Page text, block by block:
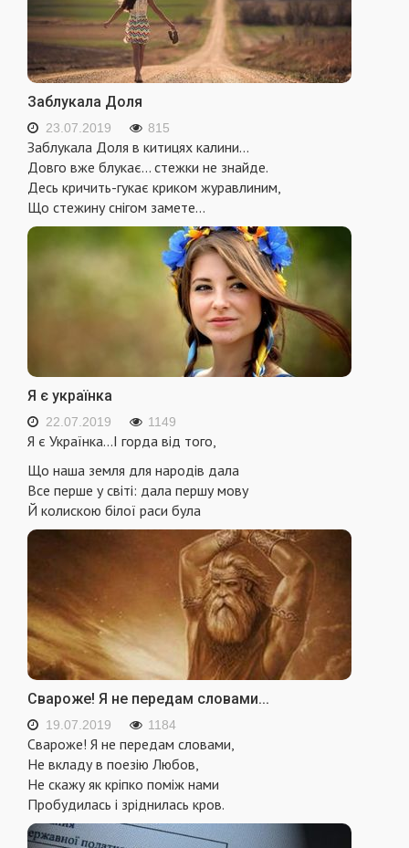
Заблукала Доля
23.07.2019 815
Заблукала Доля в китицях калини...
Довго вже блукає... стежки не знайде.
Десь кричить-гукає криком журавлиним,
Що стежину снігом замете...
Я є українка
22.07.2019 1149
Я є Українка...І горда від того,
Що наша земля для народів дала
Все перше у світі: дала першу мову
Й колискою білої раси була
Свароже! Я не передам словами...
19.07.2019 1184
Свароже! Я не передам словами,
Не вкладу в поезію Любов,
Не скажу як кріпко поміж нами
Пробудилась і зріднилась кров.